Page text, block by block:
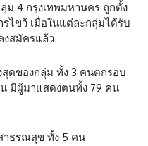
ม 4 กรุงเทพมหานคร ถูกตั้ง
ไขว้ เมื่อในแต่ละกลุ่มได้รับ
งสมัครแล้ว
ดของกลุ่ม ทั้ง 3 คนตกรอบ
มีผู้มาแสดงตนทั้ง 79 คน
าธรณสุข ทั้ง 5 คน